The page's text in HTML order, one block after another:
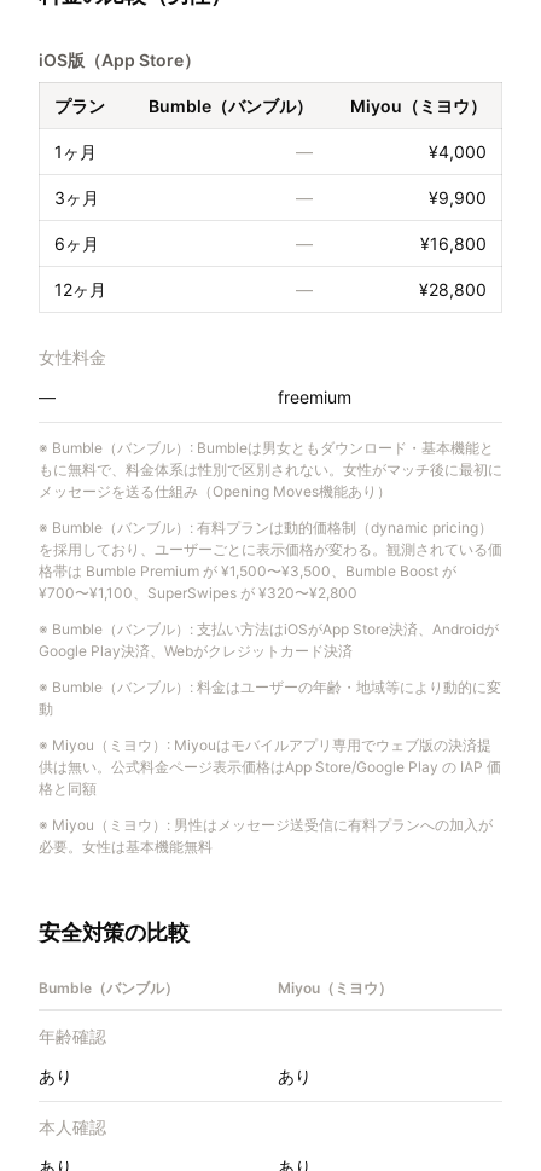
iOS版（App Store）
プラン Bumble（バンブル） Miyou（ミヨウ）
1ヶ月 — ¥4,000
3ヶ月 — ¥9,900
6ヶ月 — ¥16,800
12ヶ月 — ¥28,800
女性料金
—
freemium
※ Bumble（バンブル） : Bumbleは男女ともダウンロード・基本機能と
もに無料で、料金体系は性別で区別されない。女性がマッチ後に最初に
メッセージを送る仕組み（Opening Moves機能あり）
※ Bumble（バンブル） : 有料プランは動的価格制（dynamic pricing）
を採用しており、ユーザーごとに表示価格が変わる。観測されている価
格帯は Bumble Premium が ¥1,500〜¥3,500、Bumble Boost が
¥700〜¥1,100、SuperSwipes が ¥320〜¥2,800
※ Bumble（バンブル） : 支払い方法はiOSがApp Store決済、Androidが
Google Play決済、Webがクレジットカード決済
※ Bumble（バンブル） : 料金はユーザーの年齢・地域等により動的に変
動
※ Miyou（ミヨウ） : Miyouはモバイルアプリ専用でウェブ版の決済提
供は無い。公式料金ページ表示価格はApp Store/Google Play の IAP 価
格と同額
※ Miyou（ミヨウ） : 男性はメッセージ送受信に有料プランへの加入が
必要。女性は基本機能無料
安全対策の比較
Bumble（バンブル） Miyou（ミヨウ）
年齢確認
あり
あり
本人確認